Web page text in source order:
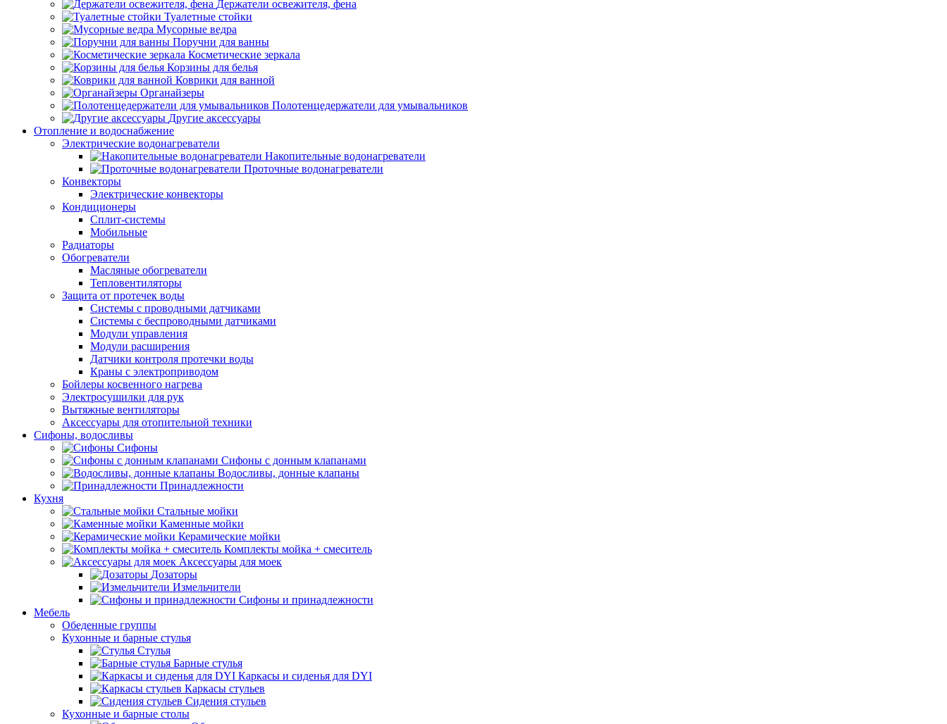
Держатели освежителя, фена
Туалетные стойки
Мусорные ведра
Поручни для ванны
Косметические зеркала
Корзины для белья
Коврики для ванной
Органайзеры
Полотенцедержатели для умывальников
Другие аксессуары
Отопление и водоснабжение
Электрические водонагреватели
Накопительные водонагреватели
Проточные водонагреватели
Конвекторы
Электрические конвекторы
Кондиционеры
Сплит-системы
Мобильные
Радиаторы
Обогреватели
Масляные обогреватели
Тепловентиляторы
Защита от протечек воды
Системы с проводными датчиками
Системы с беспроводными датчиками
Модули управления
Модули расширения
Датчики контроля протечки воды
Краны с электроприводом
Бойлеры косвенного нагрева
Электросушилки для рук
Вытяжные вентиляторы
Аксессуары для отопительной техники
Сифоны, водосливы
Сифоны
Сифоны с донным клапанами
Водосливы, донные клапаны
Принадлежности
Кухня
Стальные мойки
Каменные мойки
Керамические мойки
Комплекты мойка + смеситель
Аксессуары для моек
Дозаторы
Измельчители
Сифоны и принадлежности
Мебель
Обеденные группы
Кухонные и барные стулья
Стулья
Барные стулья
Каркасы и сиденья для DYI
Каркасы стульев
Сидения стульев
Кухонные и барные столы